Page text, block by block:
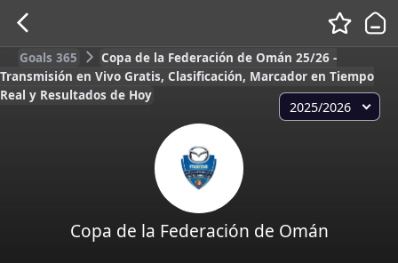
Goals 365
Copa de la Federación de Omán 25/26 -
Transmisión en Vivo Gratis, Clasificación, Marcador en Tiempo
Real y Resultados de Hoy
2025/2026
Copa de la Federación de Omán